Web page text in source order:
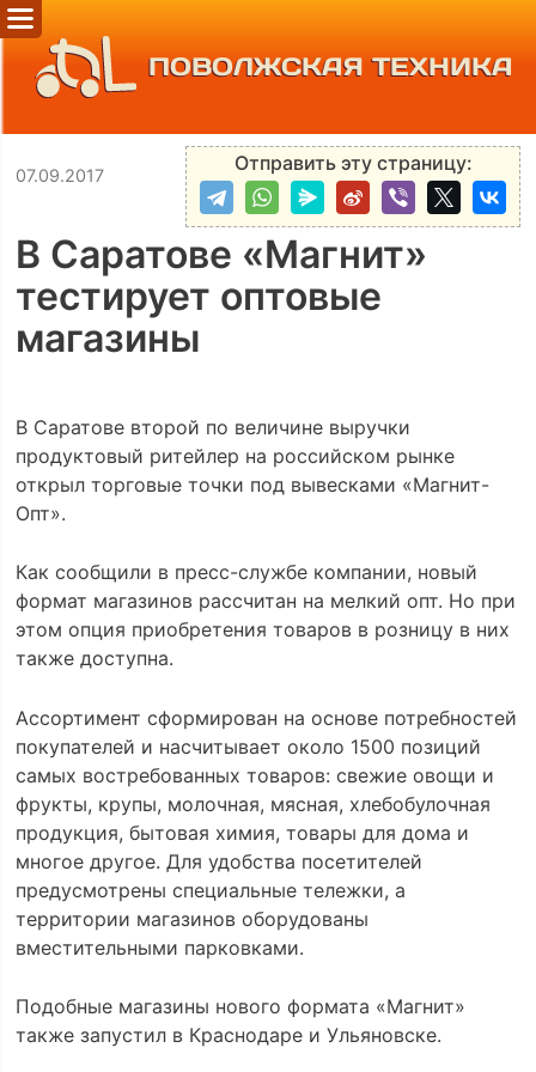
ПОВОЛЖСКАЯ ТЕХНИКА
Отправить эту страницу:
07.09.2017
В Саратове «Магнит»
тестирует оптовые
магазины
В Саратове второй по величине выручки
продуктовый ритейлер на российском рынке
открыл торговые точки под вывесками «Магнит-
Опт».
Как сообщили в пресс-службе компании, новый
формат магазинов рассчитан на мелкий опт. Но при
этом опция приобретения товаров в розницу в них
также доступна.
Ассортимент сформирован на основе потребностей
покупателей и насчитывает около 1500 позиций
самых востребованных товаров: свежие овощи и
фрукты, крупы, молочная, мясная, хлебобулочная
продукция, бытовая химия, товары для дома и
многое другое. Для удобства посетителей
предусмотрены специальные тележки, а
территории магазинов оборудованы
вместительными парковками.
Подобные магазины нового формата «Магнит»
также запустил в Краснодаре и Ульяновске.